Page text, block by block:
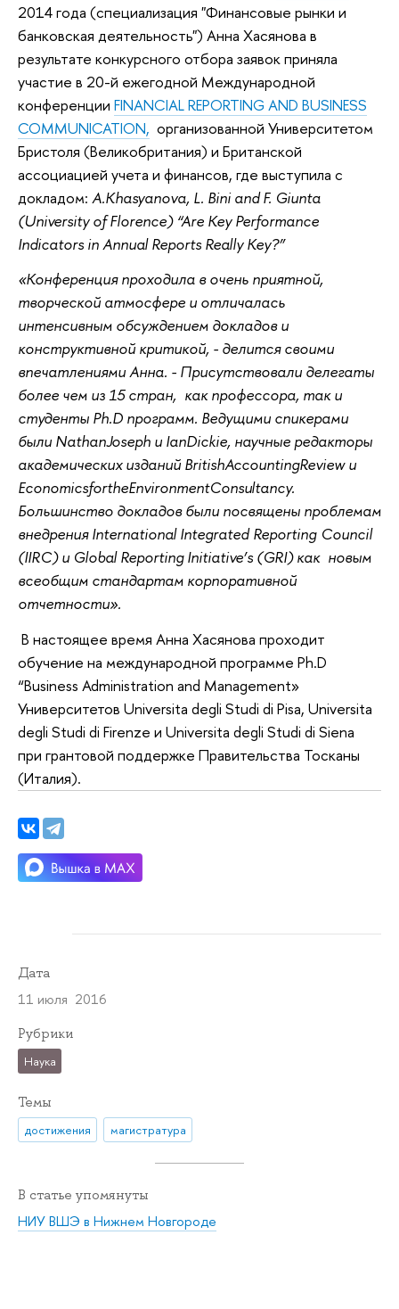
2014 года (специализация "Финансовые рынки и
банковская деятельность") Анна Хасянова в
результате конкурсного отбора заявок приняла
участие в 20-й ежегодной Международной
конференции FINANCIAL REPORTING AND BUSINESS
COMMUNICATION, организованной Университетом
Бристоля (Великобритания) и Британской
ассоциацией учета и финансов, где выступила с
докладом: A.Khasyanova, L. Bini and F. Giunta
(University of Florence) “Are Key Performance
Indicators in Annual Reports Really Key?”
«Конференция проходила в очень приятной,
творческой атмосфере и отличалась
интенсивным обсуждением докладов и
конструктивной критикой, - делится своими
впечатлениями Анна. - Присутствовали делегаты
более чем из 15 стран, как профессора, так и
студенты Ph.D программ. Ведущими спикерами
были NathanJoseph и IanDickie, научные редакторы
академических изданий BritishAccountingReview и
EconomicsfortheEnvironmentConsultancy.
Большинство докладов были посвящены проблемам
внедрения International Integrated Reporting Council
(IIRC) и Global Reporting Initiative’s (GRI) как новым
всеобщим стандартам корпоративной
отчетности».
В настоящее время Анна Хасянова проходит
обучение на международной программе Ph.D
“Business Administration and Management»
Университетов Universita degli Studi di Pisa, Universita
degli Studi di Firenze и Universita degli Studi di Siena
при грантовой поддержке Правительства Тосканы
(Италия).
Дата
11 июля 2016
Рубрики
Наука
Темы
достижения магистратура
В статье упомянуты
НИУ ВШЭ в Нижнем Новгороде